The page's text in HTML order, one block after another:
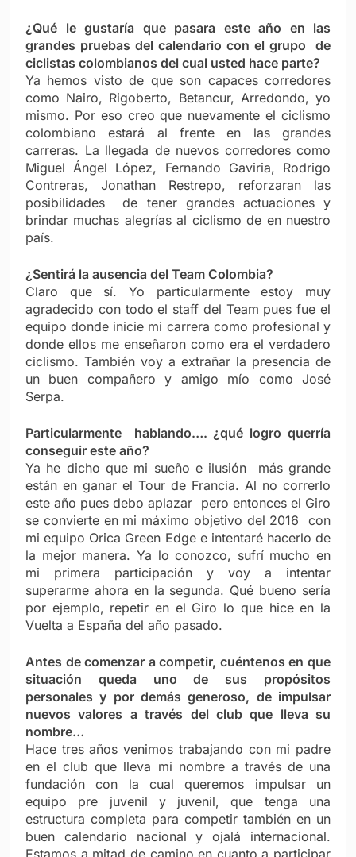
¿Qué le gustaría que pasara este año en las
grandes pruebas del calendario con el grupo de
ciclistas colombianos del cual usted hace parte?
Ya hemos visto de que son capaces corredores
como Nairo, Rigoberto, Betancur, Arredondo, yo
mismo. Por eso creo que nuevamente el ciclismo
colombiano estará al frente en las grandes
carreras. La llegada de nuevos corredores como
Miguel Ángel López, Fernando Gaviria, Rodrigo
Contreras, Jonathan Restrepo, reforzaran las
posibilidades de tener grandes actuaciones y
brindar muchas alegrías al ciclismo de en nuestro
país.
¿Sentirá la ausencia del Team Colombia?
Claro que sí. Yo particularmente estoy muy
agradecido con todo el staff del Team pues fue el
equipo donde inicie mi carrera como profesional y
donde ellos me enseñaron como era el verdadero
ciclismo. También voy a extrañar la presencia de
un buen compañero y amigo mío como José
Serpa.
Particularmente hablando…. ¿qué logro querría
conseguir este año?
Ya he dicho que mi sueño e ilusión más grande
están en ganar el Tour de Francia. Al no correrlo
este año pues debo aplazar pero entonces el Giro
se convierte en mi máximo objetivo del 2016 con
mi equipo Orica Green Edge e intentaré hacerlo de
la mejor manera. Ya lo conozco, sufrí mucho en
mi primera participación y voy a intentar
superarme ahora en la segunda. Qué bueno sería
por ejemplo, repetir en el Giro lo que hice en la
Vuelta a España del año pasado.
Antes de comenzar a competir, cuéntenos en que
situación queda uno de sus propósitos
personales y por demás generoso, de impulsar
nuevos valores a través del club que lleva su
nombre…
Hace tres años venimos trabajando con mi padre
en el club que lleva mi nombre a través de una
fundación con la cual queremos impulsar un
equipo pre juvenil y juvenil, que tenga una
estructura completa para competir también en un
buen calendario nacional y ojalá internacional.
Estamos a mitad de camino en cuanto a participar